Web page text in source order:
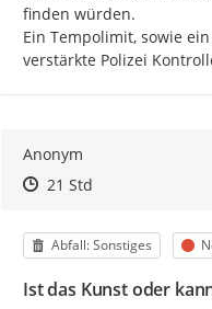
finden würden.
Ein Tempolimit, sowie
verstärkte Polizei
Anonym
Zeitpunkt des Erstellens
Zeitpunkt des Erstellens
21 StdZur Äußerung
Kategorie
Abfall: Sonstiges
Ist das Kunst oder